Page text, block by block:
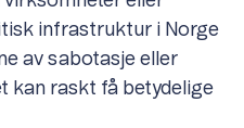
infrastruktur i Norge
av sabotasje eller
kan raskt få betydelige